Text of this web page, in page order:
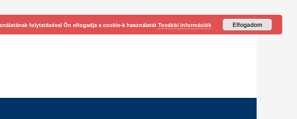
folytatásával Ön elfogadja a cookie-k használatát További információk Elfogadom